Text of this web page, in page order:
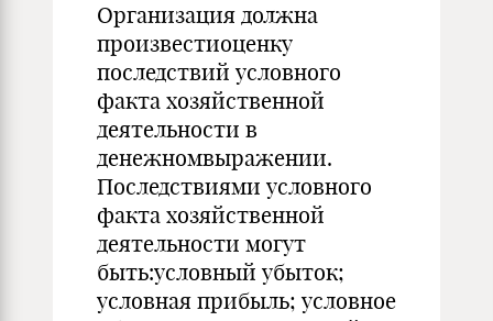
Организация должна
произвестиоценку
последствий условного
факта хозяйственной
деятельности в
денежномвыражении.
Последствиями условного
факта хозяйственной
деятельности могут
быть:условный убыток;
условная прибыль; условное